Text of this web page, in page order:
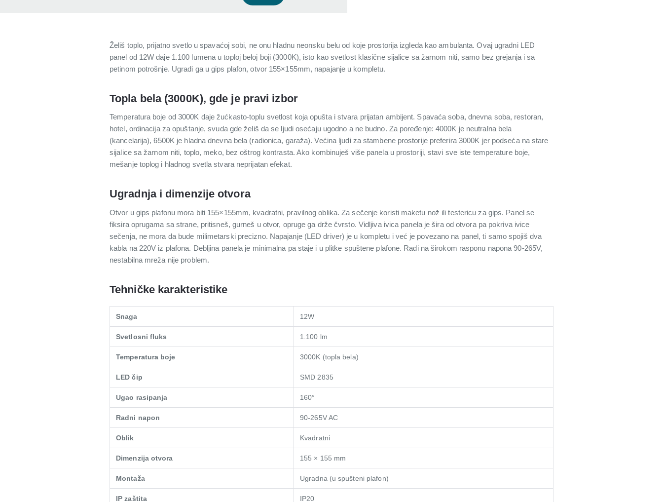
Želiš toplo, prijatno svetlo u spavaćoj sobi, ne onu hladnu neonsku belu od koje prostorija izgleda kao ambulanta. Ovaj ugradni LED
panel od 12W daje 1.100 lumena u toploj beloj boji (3000K), isto kao svetlost klasične sijalice sa žarnom niti, samo bez grejanja i sa
petinom potrošnje. Ugradi ga u gips plafon, otvor 155×155mm, napajanje u kompletu.
Topla bela (3000K), gde je pravi izbor
Temperatura boje od 3000K daje žućkasto-toplu svetlost koja opušta i stvara prijatan ambijent. Spavaća soba, dnevna soba, restoran,
hotel, ordinacija za opuštanje, svuda gde želiš da se ljudi osećaju ugodno a ne budno. Za poređenje: 4000K je neutralna bela
(kancelarija), 6500K je hladna dnevna bela (radionica, garaža). Većina ljudi za stambene prostorije preferira 3000K jer podseća na stare
sijalice sa žarnom niti, toplo, meko, bez oštrog kontrasta. Ako kombinuješ više panela u prostoriji, stavi sve iste temperature boje,
mešanje toplog i hladnog svetla stvara neprijatan efekat.
Ugradnja i dimenzije otvora
Otvor u gips plafonu mora biti 155×155mm, kvadratni, pravilnog oblika. Za sečenje koristi maketu nož ili testericu za gips. Panel se
fiksira oprugama sa strane, pritisneš, gurnеš u otvor, opruge ga drže čvrsto. Vidljiva ivica panela je šira od otvora pa pokriva ivice
sečenja, ne mora da bude milimetarski precizno. Napajanje (LED driver) je u kompletu i već je povezano na panel, ti samo spojiš dva
kabla na 220V iz plafona. Debljina panela je minimalna pa staje i u plitke spuštene plafone. Radi na širokom rasponu napona 90-265V,
nestabilna mreža nije problem.
Tehničke karakteristike
Snaga 12W
Svetlosni fluks 1.100 lm
Temperatura boje 3000K (topla bela)
LED čip SMD 2835
Ugao rasipanja 160°
Radni napon 90-265V AC
Oblik Kvadratni
Dimenzija otvora 155 × 155 mm
Montaža Ugradna (u spušteni plafon)
IP zaštita IP20